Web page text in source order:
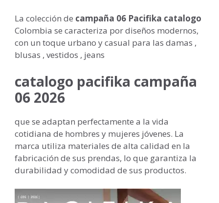
La colección de campaña 06 Pacifika catalogo
Colombia se caracteriza por diseños modernos,
con un toque urbano y casual para las damas ,
blusas , vestidos , jeans
catalogo pacifika campaña
06 2026
que se adaptan perfectamente a la vida
cotidiana de hombres y mujeres jóvenes. La
marca utiliza materiales de alta calidad en la
fabricación de sus prendas, lo que garantiza la
durabilidad y comodidad de sus productos.